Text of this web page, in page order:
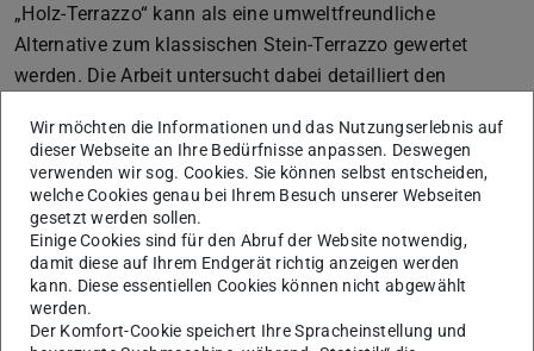
„Holz-Terrazzo“ kann als eine umweltfreundliche
Alternative zum klassischen Stein-Terrazzo gewertet
werden. Die Arbeit untersucht dabei detailliert den
Ergebnisse der umfangreichen Analyse zu Materialität
und Funktionalität wurden in eigene Versuchsreihen mit
dem Fokus auf der Optimierung der Oberflächenstabilität
durch biologische Oberflächenbehandlungen übertragen.
Die anwendungsnahen Muster überzeugen in ihrer
optischen und haptischen Ästhetik sowie in ihrer
Funktionalität. Hervorzuheben ist dabei sein
Wir möchten die Informationen und das Nutzungserlebnis auf
dieser Webseite an Ihre Bedürfnisse anpassen. Deswegen
verwenden wir sog. Cookies. Sie können selbst entscheiden,
welche Cookies genau bei Ihrem Besuch unserer Webseiten
gesetzt werden sollen.
Einige Cookies sind für den Abruf der Website notwendig,
damit diese auf Ihrem Endgerät richtig anzeigen werden
kann. Diese essentiellen Cookies können nicht abgewählt
werden.
Der Komfort-Cookie speichert Ihre Spracheinstellung und